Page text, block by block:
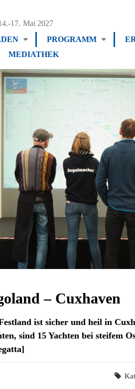
17. Mai 2027
PROGRAMM
MEDIATHEK
– Cuxhaven
ist sicher und heil in
sind 15 Yachten bei steifem